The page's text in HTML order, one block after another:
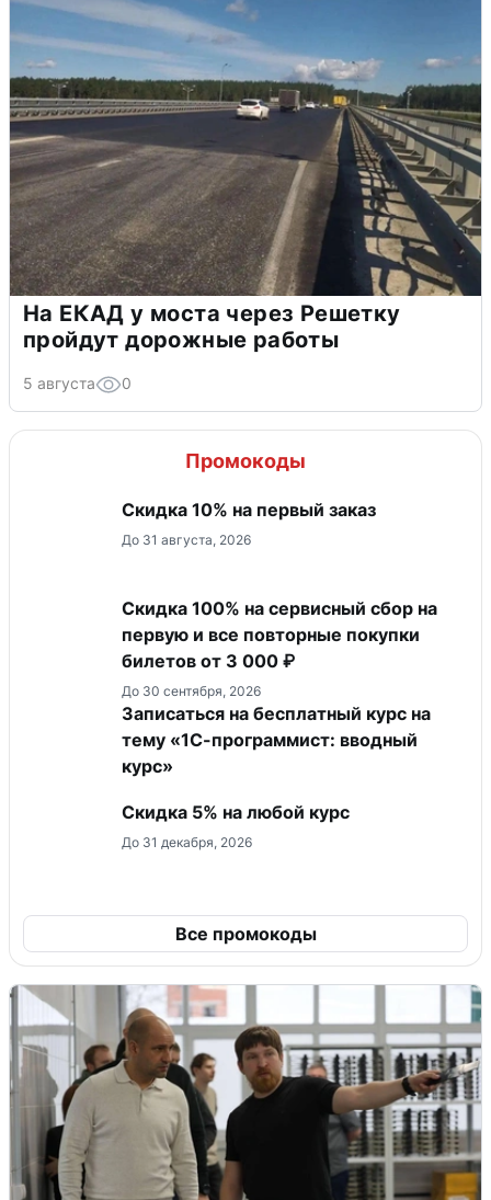
На ЕКАД у моста через Решетку
пройдут дорожные работы
5 августа 0
Промокоды
Скидка 10% на первый заказ
До 31 августа, 2026
Скидка 100% на сервисный сбор на
первую и все повторные покупки
билетов от 3 000 ₽
До 30 сентября, 2026
Записаться на бесплатный курс на
тему «1С-программист: вводный
курс»
Скидка 5% на любой курс
До 31 декабря, 2026
Все промокоды